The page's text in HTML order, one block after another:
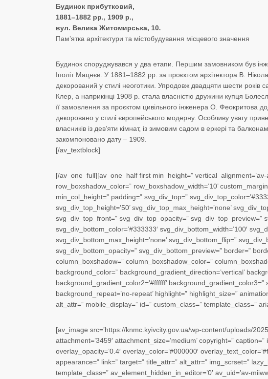
Будинок прибутковий,
1881–1882 рр., 1909 р.,
вул. Велика Житомирська, 10.
Пам’ятка архітектури та містобудування місцевого значення
Будинок споруджувався у два етапи. Першим замовником був
Іполіт Мацнєв. У 1881–1882 рр. за проєктом архітектора В.
декорований у стилі неоготики. Упродовж двадцяти шести
Клер, а наприкінці 1908 р. стала власністю дружини купця
її замовлення за проєктом цивільного інженера О. Феокритова
декоровано у стилі європейського модерну. Особливу увагу
власників із дев’яти кімнат, із зимовим садом в еркері та
закомпоновано дату – 1909.
[/av_textblock]
[/av_one_full][av_one_half first min_height=”
row_boxshadow_color=” row_boxshadow_width=’10’
min_col_height=” padding=” svg_div_top=”
svg_div_top_height=’50’ svg_div_top_max_height=’none’
svg_div_top_front=” svg_div_top_opacity=” svg_div_top_preview=”
svg_div_bottom_color=’#333333′ svg_div_bottom_width=’100′
svg_div_bottom_max_height=’none’ svg_div_bottom_flip=”
svg_div_bottom_opacity=” svg_div_bottom_preview=” border=”
column_boxshadow=” column_boxshadow_color=”
background_color=” background_gradient_direction=’vertical’
background_gradient_color2=’#ffffff’ background_gradient_color3=”
background_repeat=’no-repeat’ highlight=” highlight_size=”
alt_attr=” mobile_display=” id=” custom_class=” template_class=”
[av_image src=’https://knmc.kyivcity.gov.ua/wp-content/uploads/
attachment=’3459′ attachment_size=’medium’ copyright=”
overlay_opacity=’0.4′ overlay_color=’#000000′
appearance=” link=” target=” title_attr=” alt_attr=” img_scrset=”
template_class=” av_element_hidden_in_editor=’0′ av_uid=’av-